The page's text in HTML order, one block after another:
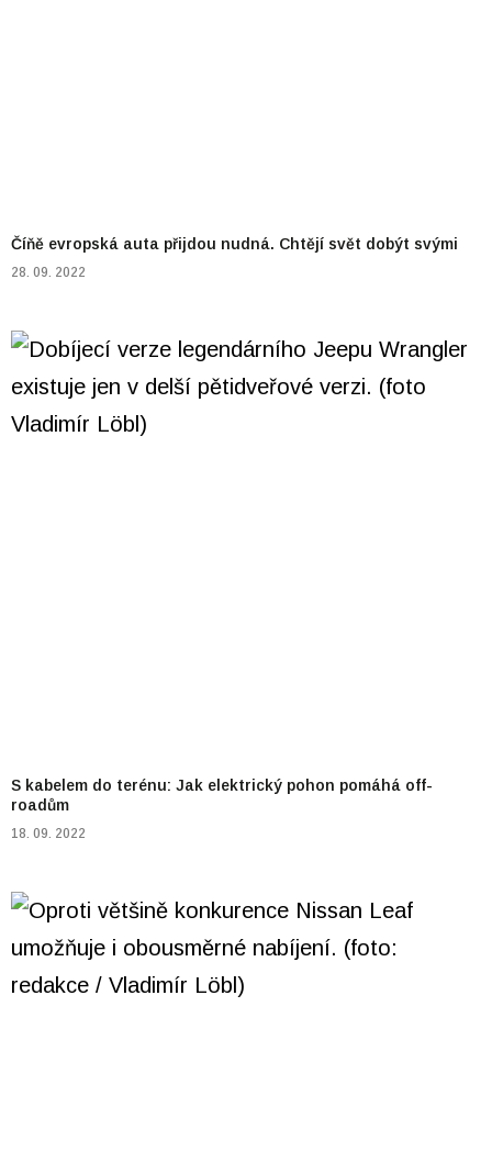
Číňě evropská auta přijdou nudná. Chtějí svět dobýt svými
28. 09. 2022
S kabelem do terénu: Jak elektrický pohon pomáhá off-
roadům
18. 09. 2022